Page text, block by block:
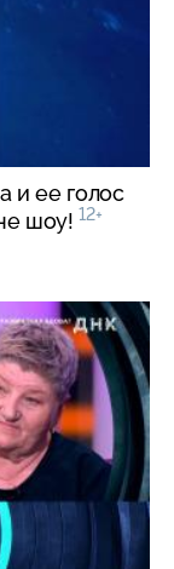
и ее голос
шоу! 12+